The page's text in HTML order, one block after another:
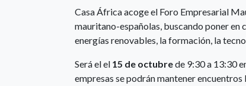
Casa África acoge el Foro Empresarial
mauritano-españolas, buscando poner en
energías renovables, la formación, la
Será el el 15 de octubrede 9:30 a 13:30
empresas se podrán mantener